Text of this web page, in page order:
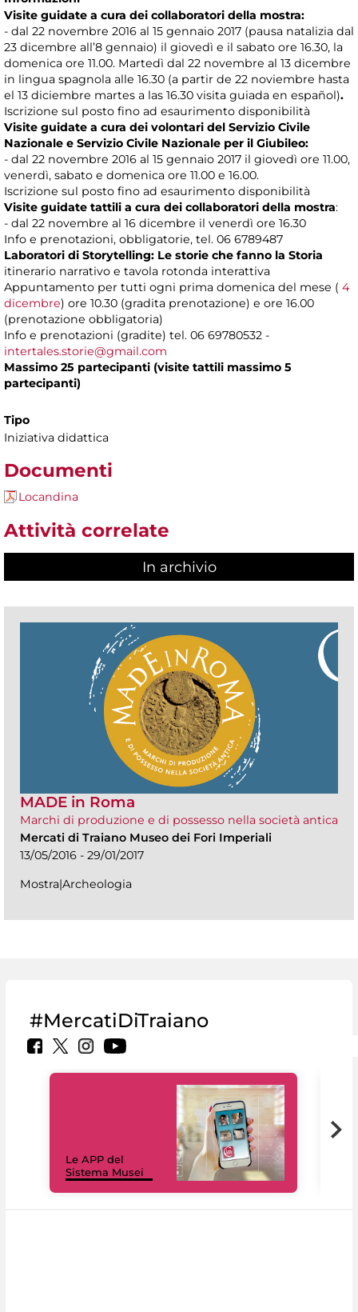
Visite guidate a cura dei collaboratori della mostra:
- dal 22 novembre 2016 al 15 gennaio 2017 (pausa natalizia dal
23 dicembre all’8 gennaio) il giovedì e il sabato ore 16.30, la
domenica ore 11.00. Martedì dal 22 novembre al 13 dicembre
in lingua spagnola alle 16.30 (a partir de 22 noviembre hasta
el 13 diciembre martes a las 16.30 visita guiada en español).
Iscrizione sul posto fino ad esaurimento disponibilità
Visite guidate a cura dei volontari del Servizio Civile
Nazionale e Servizio Civile Nazionale per il Giubileo:
- dal 22 novembre 2016 al 15 gennaio 2017 il giovedì ore 11.00,
venerdì, sabato e domenica ore 11.00 e 16.00.
Iscrizione sul posto fino ad esaurimento disponibilità
Visite guidate tattili a cura dei collaboratori della mostra:
- dal 22 novembre al 16 dicembre il venerdì ore 16.30
Info e prenotazioni, obbligatorie, tel. 06 6789487
Laboratori di Storytelling: Le storie che fanno la Storia
itinerario narrativo e tavola rotonda interattiva
Appuntamento per tutti ogni prima domenica del mese ( 4
dicembre) ore 10.30 (gradita prenotazione) e ore 16.00
(prenotazione obbligatoria)
Info e prenotazioni (gradite) tel. 06 69780532 -
intertales.storie@gmail.com
Massimo 25 partecipanti (visite tattili massimo 5
partecipanti)
Tipo
Iniziativa didattica
Documenti
Locandina
Attività correlate
In archivio
MADE in Roma
Marchi di produzione e di possesso nella società antica
Mercati di Traiano Museo dei Fori Imperiali
13/05/2016 - 29/01/2017
Mostra|Archeologia
#MercatiDiTraiano
Le APP del
Sistema Musei